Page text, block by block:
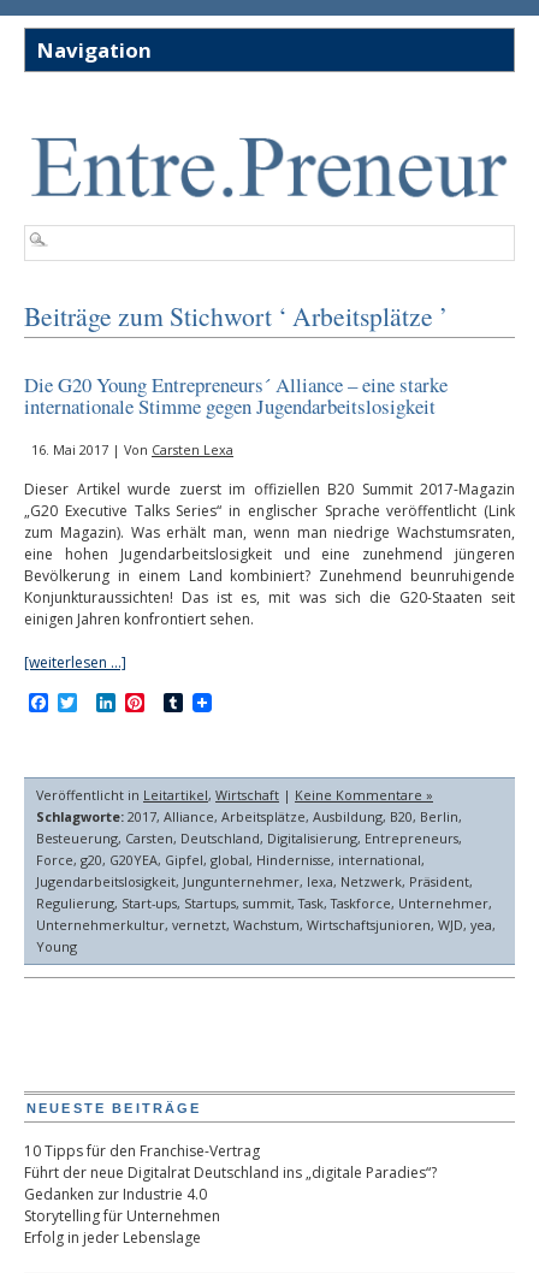
Beiträge zum Stichwort ‘ Arbeitsplätze ’
Die G20 Young Entrepreneurs´ Alliance – eine starke
internationale Stimme gegen Jugendarbeitslosigkeit
16. Mai 2017 | Von Carsten Lexa
Dieser Artikel wurde zuerst im offiziellen B20 Summit 2017-Magazin
„G20 Executive Talks Series“ in englischer Sprache veröffentlicht (Link
zum Magazin). Was erhält man, wenn man niedrige Wachstumsraten,
eine hohen Jugendarbeitslosigkeit und eine zunehmend jüngeren
Bevölkerung in einem Land kombiniert? Zunehmend beunruhigende
Konjunkturaussichten! Das ist es, mit was sich die G20-Staaten seit
einigen Jahren konfrontiert sehen.
[weiterlesen …]
Facebook
TwitterLinkedIn
PinterestTumblr
Veröffentlicht in Leitartikel, Wirtschaft | Keine Kommentare »
Schlagworte: 2017, Alliance, Arbeitsplätze, Ausbildung, B20, Berlin,
Besteuerung, Carsten, Deutschland, Digitalisierung, Entrepreneurs,
Force, g20, G20YEA, Gipfel, global, Hindernisse, international,
Jugendarbeitslosigkeit, Jungunternehmer, lexa, Netzwerk, Präsident,
Regulierung, Start-ups, Startups, summit,Task,Taskforce, Unternehmer,
Unternehmerkultur, vernetzt, Wachstum, Wirtschaftsjunioren, WJD, yea,
Young
NEUESTE BEITRÄGE
10 Tipps für den Franchise-Vertrag
Führt der neue Digitalrat Deutschland ins „digitale Paradies“?
Gedanken zur Industrie 4.0
Storytelling für Unternehmen
Erfolg in jeder Lebenslage